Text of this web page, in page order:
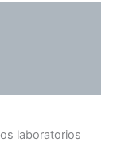
laboratorios